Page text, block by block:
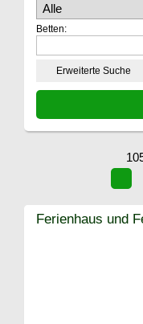
Betten:
Erweiterte Suche
Ferienhaus und